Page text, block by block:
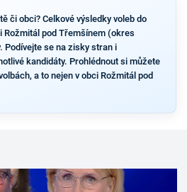
či obci? Celkové výsledky voleb do
Rožmitál pod Třemšínem (okres
Podívejte se na zisky stran i
kandidáty. Prohlédnout si můžete
a to nejen v obci Rožmitál pod